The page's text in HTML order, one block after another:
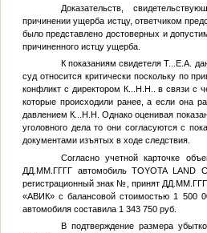
Доказательств,
причинении ущерба истцу, ответчиком
было представлено достоверных и
причиненного истцу ущерба.
К показаниям свидетеляТ...Е.А.
суд относится критически поскольку по
конфликт с директором К...Н.Н.
. в связи с
которые происходили ранее, а если она
давлениемК...Н.Н. Однако оценивая
уголовного дела то они согласуются с
документами изъятых в ходе следствия.
Согласно учетной карточке
ДД.ММ.ГГГГавтомобиль TOYOTA LAND
регистрационный знак № , принят
«АВИК» с балансовой стоимостью 1 500
автомобиля составила 1 343 750 руб.
В подтверждение размера